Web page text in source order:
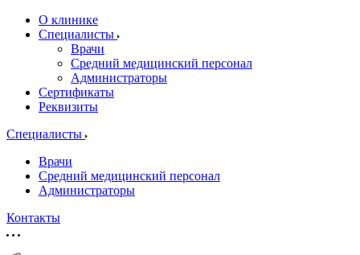
О клинике
Специалисты
Врачи
Средний медицинский персонал
Администраторы
Сертификаты
Реквизиты
Специалисты
Врачи
Средний медицинский персонал
Администраторы
Контакты